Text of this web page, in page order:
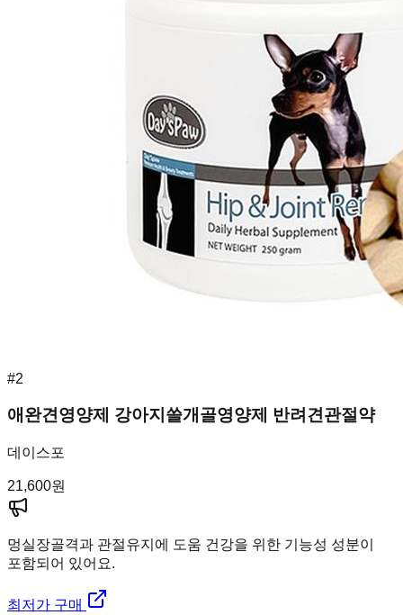
#2
애완견영양제 강아지쓸개골영양제 반려견관절약
데이스포
21,600원
멍실장골격과 관절유지에 도움 건강을 위한 기능성 성분이
포함되어 있어요.
최저가 구매